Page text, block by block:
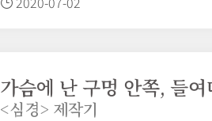
가슴에 난 구멍 안쪽, 들여
<심경> 제작기